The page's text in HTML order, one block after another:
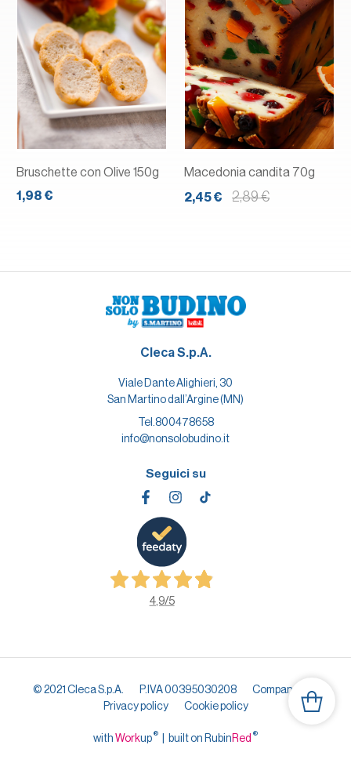
Bruschette con Olive 150g
1,98 €
Macedonia candita 70g
2,45 €
2,89 €
Cleca S.p.A.
Viale Dante Alighieri, 30
San Martino dall’Argine (MN)
Tel.800478658
info@nonsolobudino.it
Seguici su
4,9/5
© 2021 Cleca S.p.A. P.IVA 00395030208
Company info
Privacy policy
Cookie policy
withWorkup® | built on RubinRed ®